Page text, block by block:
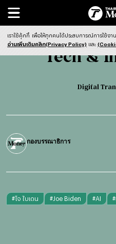
Tech & Innovation
Tech &
Digital
กองบรรณาธิการ
#โจ ไบเดน #Joe Biden #AI #
- ก + ก
เราใช้คุ้กกี้ เพื่อให้ทุกคนได้ประสบการณ์การใช้ง
อ่านเพิ่มเติมคลิก(Privacy Policy) และ